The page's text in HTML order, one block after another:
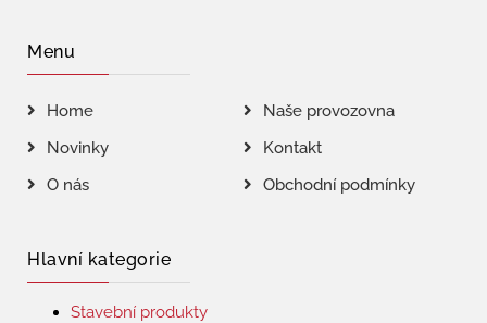
Menu
Home
Naše provozovna
Novinky
Kontakt
O nás
Obchodní podmínky
Hlavní kategorie
Stavební produkty